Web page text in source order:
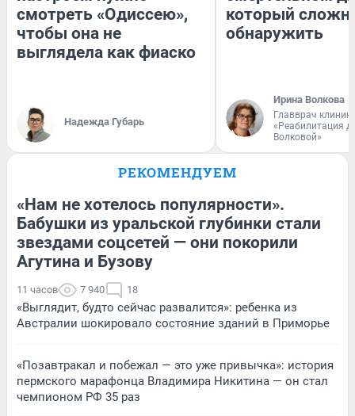
смотреть «Одиссею»,
чтобы она не
выглядела как фиаско
Надежда Губарь
который
обнаружить
Ирина Волкова
Главврач
«Реабилитация
Волковой»
РЕКОМЕНДУЕМ
«Нам не хотелось популярности».
Бабушки из уральской глубинки стали
звездами соцсетей — они покорили
Агутина и Бузову
11 часов 7 940 18
«Выглядит, будто сейчас развалится»: ребенка из
Австралии шокировало состояние зданий в Приморье
«Позавтракал и побежал — это уже привычка»: история
пермского марафонца Владимира Никитина — он стал
чемпионом РФ 35 раз